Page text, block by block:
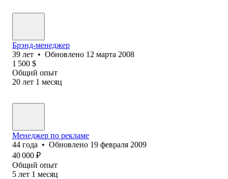
Брэнд-менеджер
39 лет • Обновлено 12 марта 2008
1 500 $
Общий опыт
20 лет 1 месяц
Менеджер по рекламе
44 года • Обновлено 19 февраля 2009
40 000 ₽
Общий опыт
5 лет 1 месяц